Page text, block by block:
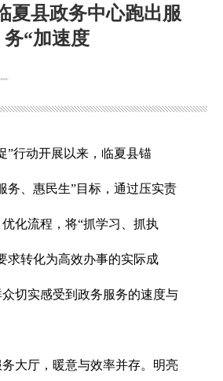
夏县政务中心跑出服
务“加速度
发布时间：
”行动开展以来，临夏县锚
务、惠民生”目标，通过压实责
化流程，将“抓学习、抓执
求转化为高效办事的实际成
切实感受到政务服务的速度与
大厅，暖意与效率并存。明亮